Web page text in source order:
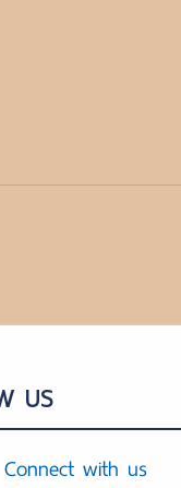
US
with us